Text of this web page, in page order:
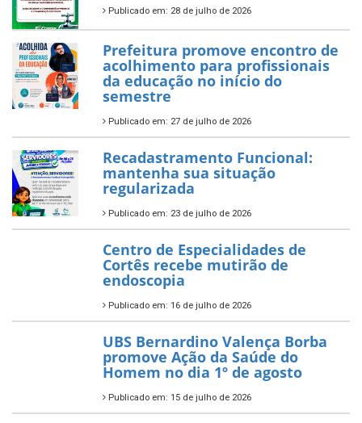
Publicado em: 28 de julho de 2026
Prefeitura promove encontro de
acolhimento para profissionais
da educação no início do
semestre
Publicado em: 27 de julho de 2026
Recadastramento Funcional:
mantenha sua situação
regularizada
Publicado em: 23 de julho de 2026
Centro de Especialidades de
Cortês recebe mutirão de
endoscopia
Publicado em: 16 de julho de 2026
UBS Bernardino Valença Borba
promove Ação da Saúde do
Homem no dia 1º de agosto
Publicado em: 15 de julho de 2026